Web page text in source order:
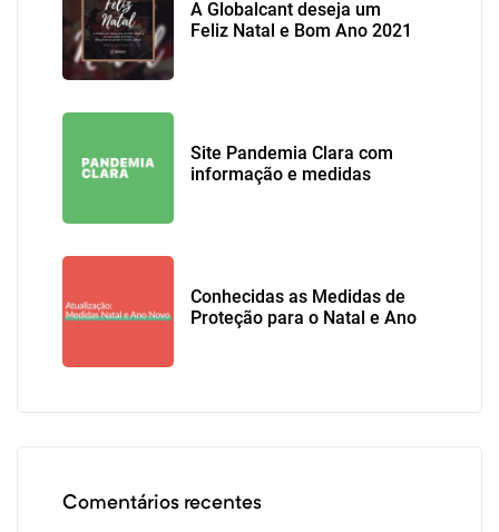
A Globalcant deseja um
Feliz Natal e Bom Ano 2021
Site Pandemia Clara com
informação e medidas
Conhecidas as Medidas de
Proteção para o Natal e Ano
Comentários recentes